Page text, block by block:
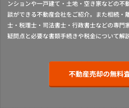
ンションや一戸建て・土地・空き家などの不
談ができる不動産会社をご紹介。また相続・
士・税理士・司法書士・行政書士などの専門
疑問点と必要な書類手続きや税金について解
不動産売却の無料